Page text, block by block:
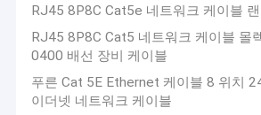
RJ45 8P8C Cat5e 네트워크 케이블
RJ45 8P8C Cat5 네트워크 케이블 몰
0400 배선 장비 케이블
푸른 Cat 5E Ethernet 케이블 8 위치
이더넷 네트워크 케이블